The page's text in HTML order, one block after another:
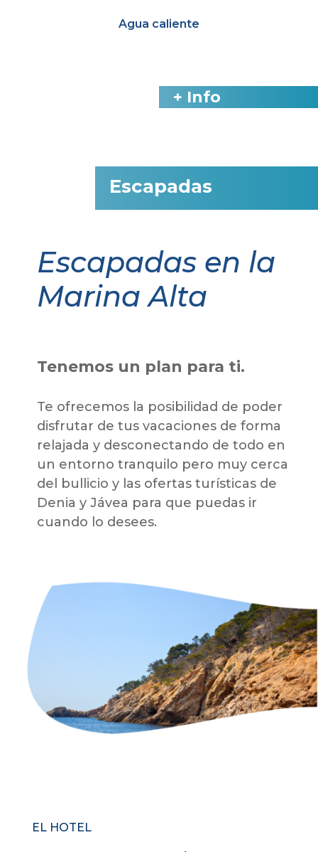
Agua caliente
+ Info
Escapadas
Escapadas en la
Marina Alta
Tenemos un plan para ti.
Te ofrecemos la posibilidad de poder
disfrutar de tus vacaciones de forma
relajada y desconectando de todo en
un entorno tranquilo pero muy cerca
del bullicio y las ofertas turísticas de
Denia y Jávea para que puedas ir
cuando lo desees.
EL HOTEL